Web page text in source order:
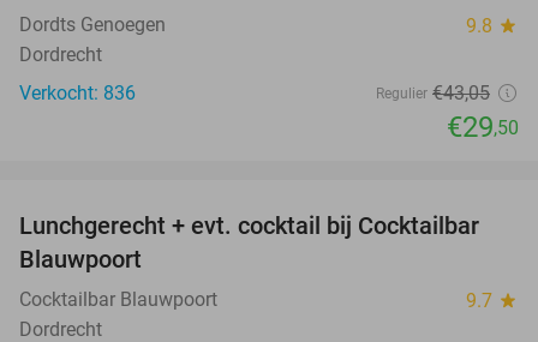
Dordts Genoegen 9.8 star
Dordrecht
Verkocht: 836
Regulier €43,05
€29,50
34%
Lunchgerecht + evt. cocktail bij Cocktailbar
Blauwpoort
Cocktailbar Blauwpoort 9.7 star
Dordrecht